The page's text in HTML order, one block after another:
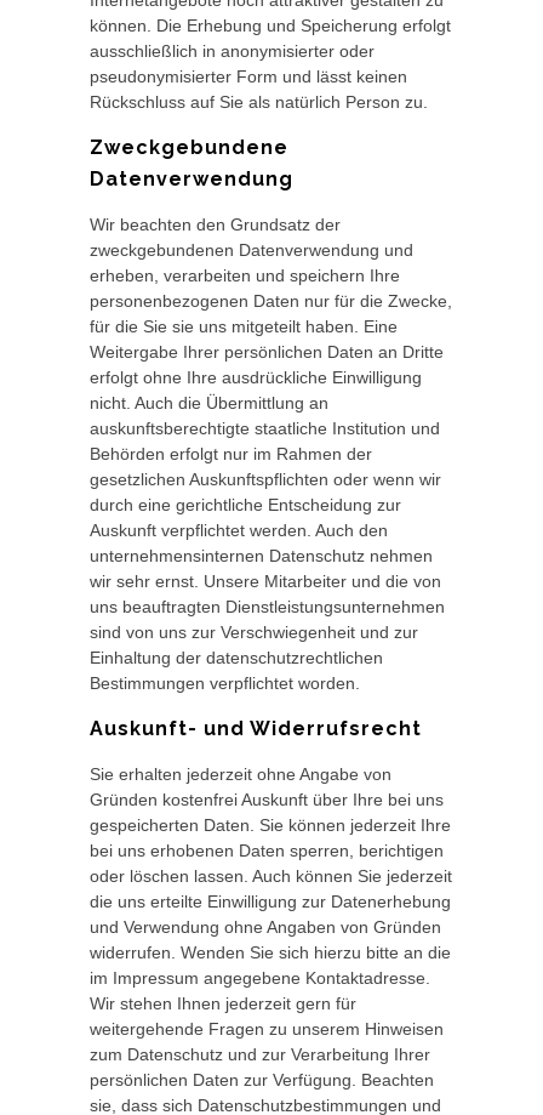
können. Die Erhebung und Speicherung erfolgt
ausschließlich in anonymisierter oder
pseudonymisierter Form und lässt keinen
Rückschluss auf Sie als natürlich Person zu.
Zweckgebundene
Datenverwendung
Wir beachten den Grundsatz der
zweckgebundenen Datenverwendung und
erheben, verarbeiten und speichern Ihre
personenbezogenen Daten nur für die Zwecke,
für die Sie sie uns mitgeteilt haben. Eine
Weitergabe Ihrer persönlichen Daten an Dritte
erfolgt ohne Ihre ausdrückliche Einwilligung
nicht. Auch die Übermittlung an
auskunftsberechtigte staatliche Institution und
Behörden erfolgt nur im Rahmen der
gesetzlichen Auskunftspflichten oder wenn wir
durch eine gerichtliche Entscheidung zur
Auskunft verpflichtet werden. Auch den
unternehmensinternen Datenschutz nehmen
wir sehr ernst. Unsere Mitarbeiter und die von
uns beauftragten Dienstleistungsunternehmen
sind von uns zur Verschwiegenheit und zur
Einhaltung der datenschutzrechtlichen
Bestimmungen verpflichtet worden.
Auskunft- und Widerrufsrecht
Sie erhalten jederzeit ohne Angabe von
Gründen kostenfrei Auskunft über Ihre bei uns
gespeicherten Daten. Sie können jederzeit Ihre
bei uns erhobenen Daten sperren, berichtigen
oder löschen lassen. Auch können Sie jederzeit
die uns erteilte Einwilligung zur Datenerhebung
und Verwendung ohne Angaben von Gründen
widerrufen. Wenden Sie sich hierzu bitte an die
im Impressum angegebene Kontaktadresse.
Wir stehen Ihnen jederzeit gern für
weitergehende Fragen zu unserem Hinweisen
zum Datenschutz und zur Verarbeitung Ihrer
persönlichen Daten zur Verfügung. Beachten
sie, dass sich Datenschutzbestimmungen und